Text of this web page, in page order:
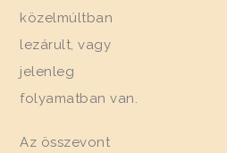
közelmúltban
lezárult, vagy
jelenleg
folyamatban van.
Az összevont